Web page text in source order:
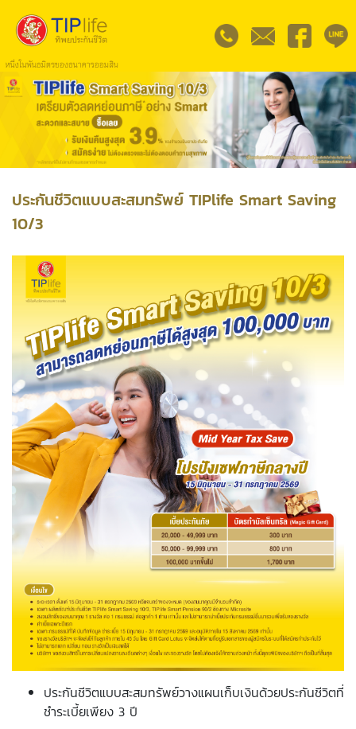
ประกันชีวิตแบบสะสมทรัพย์ TIPlife Smart Saving
10/3
ประกันชีวิตแบบสะสมทรัพย์วางแผนเก็บเงินด้วยประกันชีวิตที่
ชำระเบี้ยเพียง 3 ปี